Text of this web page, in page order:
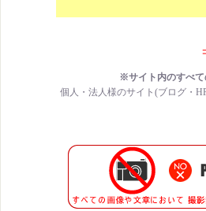
※サイト内のすべて
個人・法人様のサイト(ブログ・